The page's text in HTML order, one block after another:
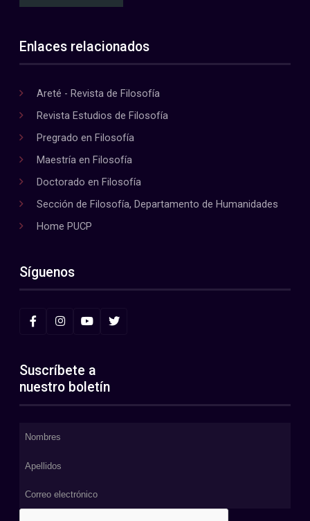
Enlaces relacionados
Areté - Revista de Filosofía
Revista Estudios de Filosofía
Pregrado en Filosofía
Maestría en Filosofía
Doctorado en Filosofía
Sección de Filosofía, Departamento de Humanidades
Home PUCP
Síguenos
Suscríbete a
nuestro boletín